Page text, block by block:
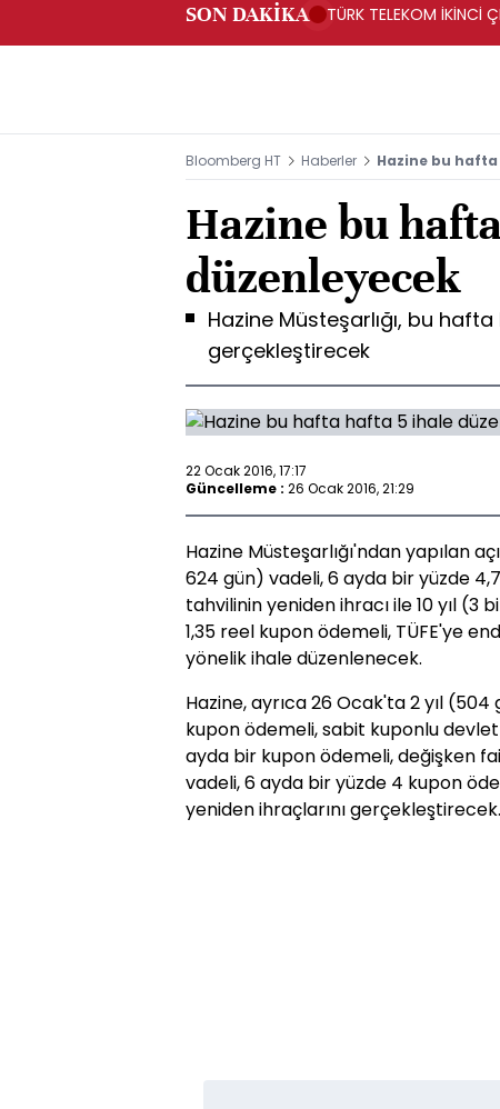
SON DAKİKA TÜRK TELEKOM İKİNCİ
Bloomberg HT Haberler Hazine bu
Hazine bu
düzenleyecek
Hazine Müsteşarlığı, bu
gerçekleştirecek
22 Ocak 2016, 17:17
Güncelleme : 26 Ocak 2016, 21:29
Hazine Müsteşarlığı'ndan yapılan
624 gün) vadeli, 6 ayda bir yüzde
tahvilinin yeniden ihracı ile 10 yıl (3
1,35 reel kupon ödemeli, TÜFE'ye
yönelik ihale düzenlenecek.
Hazine, ayrıca 26 Ocak'ta 2 yıl
kupon ödemeli, sabit kuponlu
ayda bir kupon ödemeli, değişken
vadeli, 6 ayda bir yüzde 4 kupon
yeniden ihraçlarını gerçekleştirecek.